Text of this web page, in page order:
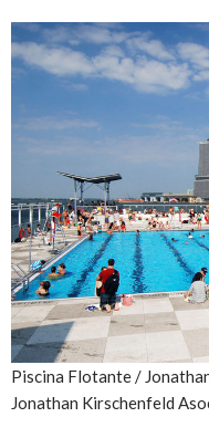
Piscina Flotante /
Jonathan Kirschenfeld